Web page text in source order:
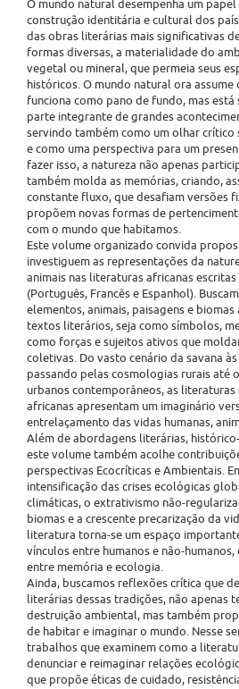
O mundo natural desempenha um
construção identitária e cultural dos
das obras literárias mais significativas
formas diversas, a materialidade do
vegetal ou mineral, que permeia seus
históricos. O mundo natural ora
funciona como pano de fundo, mas
parte integrante de grandes
servindo também como um olhar crítico
e como uma perspectiva para um
fazer isso, a natureza não apenas
também molda as memórias, criando,
constante fluxo, que desafiam versões
propõem novas formas de
com o mundo que habitamos.
Este volume organizado convida
investiguem as representações da
animais nas literaturas africanas
(Português, Francês e Espanhol).
elementos, animais, paisagens e
textos literários, seja como símbolos,
como forças e sujeitos ativos que
coletivas. Do vasto cenário da savana
passando pelas cosmologias rurais até
urbanos contemporâneos, as literaturas
africanas apresentam um imaginário
entrelaçamento das vidas humanas,
Além de abordagens literárias,
este volume também acolhe
perspectivas Ecocríticas e Ambientais.
intensificação das crises ecológicas
climáticas, o extrativismo não-
biomas e a crescente precarização da
literatura torna-se um espaço
vínculos entre humanos e não-
entre memória e ecologia.
Ainda, buscamos reflexões crítica que
literárias dessas tradições, não apenas
destruição ambiental, mas também
de habitar e imaginar o mundo. Nesse
trabalhos que examinem como a
denunciar e reimaginar relações
que propõe éticas de cuidado,